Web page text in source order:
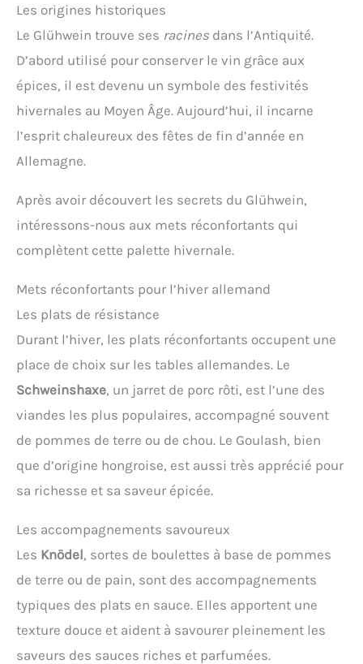
Les origines historiques
Le Glühwein trouve ses racines dans l’Antiquité.
D’abord utilisé pour conserver le vin grâce aux
épices, il est devenu un symbole des festivités
hivernales au Moyen Âge. Aujourd’hui, il incarne
l’esprit chaleureux des fêtes de fin d’année en
Allemagne.
Après avoir découvert les secrets du Glühwein,
intéressons-nous aux mets réconfortants qui
complètent cette palette hivernale.
Mets réconfortants pour l’hiver allemand
Les plats de résistance
Durant l’hiver, les plats réconfortants occupent une
place de choix sur les tables allemandes. Le
Schweinshaxe, un jarret de porc rôti, est l’une des
viandes les plus populaires, accompagné souvent
de pommes de terre ou de chou. Le Goulash, bien
que d’origine hongroise, est aussi très apprécié pour
sa richesse et sa saveur épicée.
Les accompagnements savoureux
Les Knödel, sortes de boulettes à base de pommes
de terre ou de pain, sont des accompagnements
typiques des plats en sauce. Elles apportent une
texture douce et aident à savourer pleinement les
saveurs des sauces riches et parfumées.